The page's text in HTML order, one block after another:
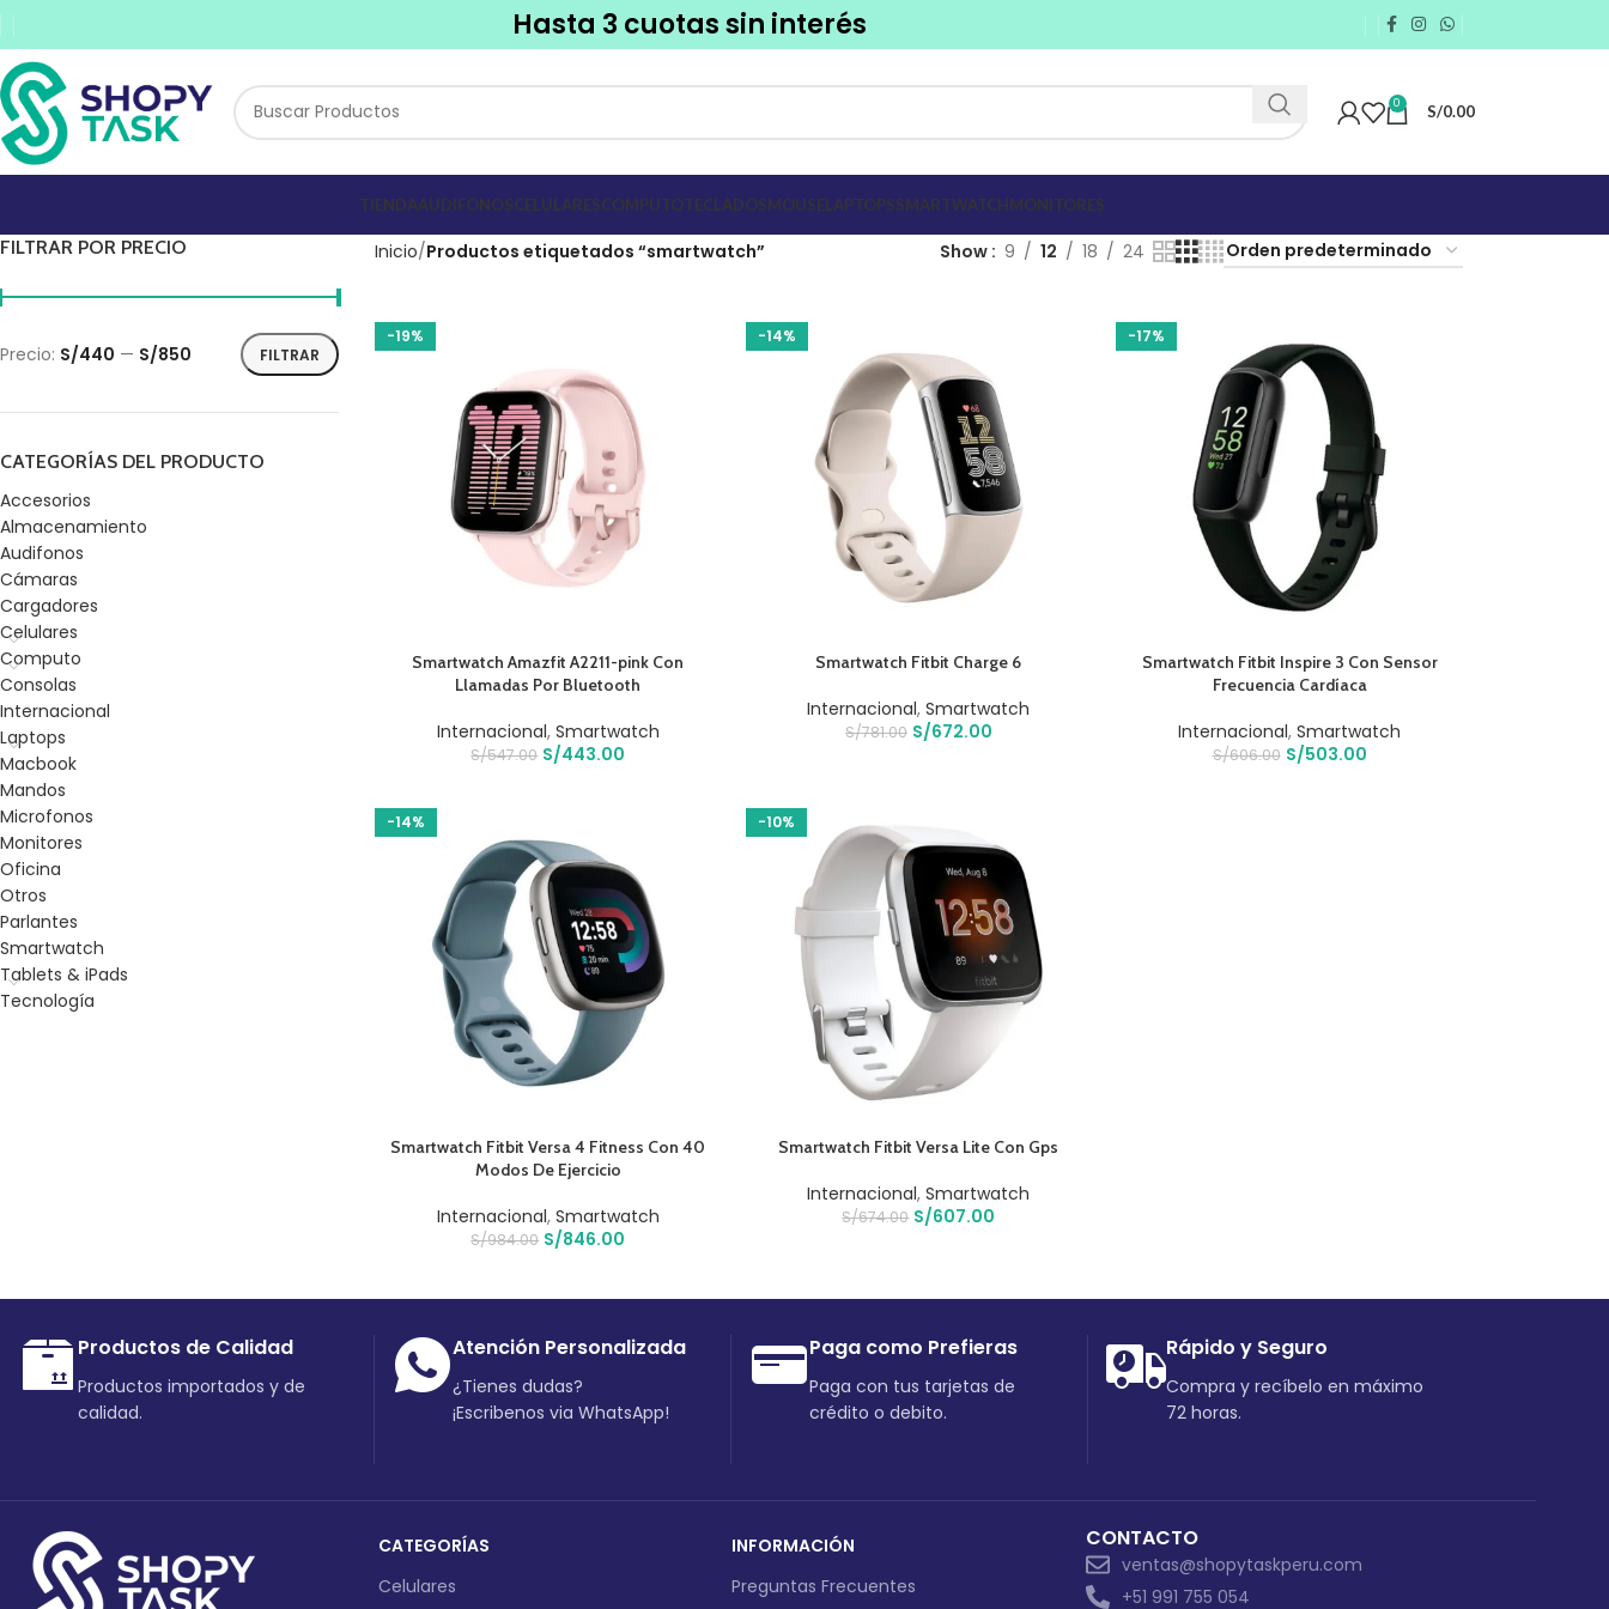
Hasta 3 cuotas sin interés
0 S/0.00
TIENDAAUDIFONOSCELULARESCOMPUTOTECLADOSMOUSELAPTOPSSMARTWATCHMONITORES
FILTRAR POR PRECIO
FILTRAR
Precio: S/440 — S/850
CATEGORÍAS DEL PRODUCTO
Accesorios
Almacenamiento
Audifonos
Cámaras
Cargadores
Celulares
Computo
Consolas
Internacional
Laptops
Macbook
Mandos
Microfonos
Monitores
Oficina
Otros
Parlantes
Smartwatch
Tablets & iPads
Tecnología
Inicio Productos etiquetados “smartwatch” Show 9 12 18 24
-19%
AÑADIR AL CARRITO
Smartwatch Amazfit A2211-pink Con
Llamadas Por Bluetooth
Internacional, Smartwatch
S/547.00 S/443.00
-14%
AÑADIR AL CARRITO
Smartwatch Fitbit Charge 6
Internacional,Smartwatch
S/781.00 S/672.00
-17%
AÑADIR AL CARRITO
Smartwatch Fitbit Inspire 3 Con Sensor
Frecuencia Cardíaca
Internacional,Smartwatch
S/606.00 S/503.00
-14%
AÑADIR AL CARRITO
Smartwatch Fitbit Versa 4 Fitness Con 40
Modos De Ejercicio
Internacional, Smartwatch
S/984.00 S/846.00
-10%
AÑADIR AL CARRITO
Smartwatch Fitbit Versa Lite Con Gps
Internacional,Smartwatch
S/674.00 S/607.00
Productos de Calidad
Productos importados y de
calidad.
Atención Personalizada
¿Tienes dudas?
¡Escribenos via WhatsApp!
Paga como Prefieras
Paga con tus tarjetas de
crédito o debito.
Rápido y Seguro
Compra y recíbelo en máximo
72 horas.
CATEGORÍAS
Celulares
INFORMACIÓN
Preguntas Frecuentes
CONTACTO
ventas@shopytaskperu.com
+51 991 755 054